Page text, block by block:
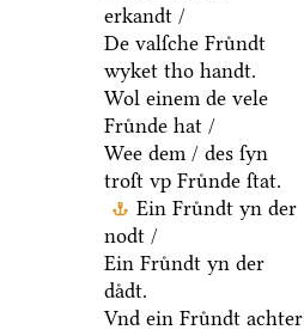
erkandt /
De valſche Fruͤndt
wyket tho handt.
Wol einem de vele
Fruͤnde hat /
Wee dem / des ſyn
troſt vp Fruͤnde ſtat.
Ein Fruͤndt yn der
nodt /
Ein Fruͤndt yn der
daͤdt.
Vnd ein Fruͤndt achter